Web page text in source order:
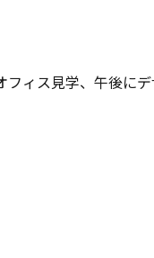
ィス見学、午後に